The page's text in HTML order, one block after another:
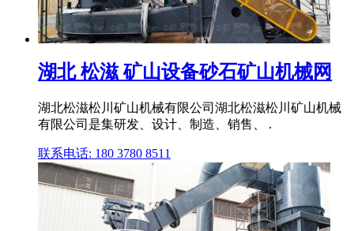
湖北 松滋 矿山设备砂石矿山机械网
湖北松滋松川矿山机械有限公司湖北松滋松川矿山机械
有限公司是集研发、设计、制造、销售、 .
联系电话: 180 3780 8511